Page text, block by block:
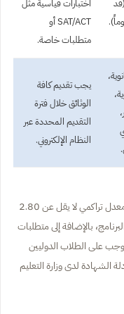
اختبارات قياسية مثل
SAT/ACT أو
متطلبات خاصة.
يجب تقديم كافة
الوثائق خلال فترة
التقديم المحددة عبر
النظام الإلكتروني.
تشترط برامج الدراسات العليا كذلك الحصول على معدل تراكمي لا يقل عن 2.80
البرنامج، بالإضافة إلى متطلبات
على الطلاب الدوليين
لدى وزارة التعليم